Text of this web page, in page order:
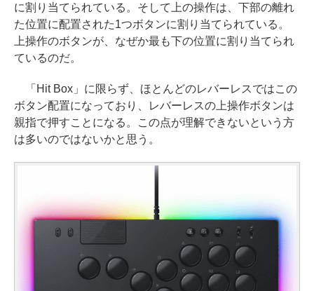
に割り当てられている。そして上の操作は、下部の離れ
た位置に配置された1つボタンに割り当てられている。
上操作のボタンが、なぜか最も下の位置に割り当てられ
ているのだ。
「Hit Box」に限らず、ほとんどのレバーレスではこの
ボタン配置になっており、レバーレスの上操作ボタンは
親指で押すことになる。この点が理解できないという方
は多いのではないかと思う。